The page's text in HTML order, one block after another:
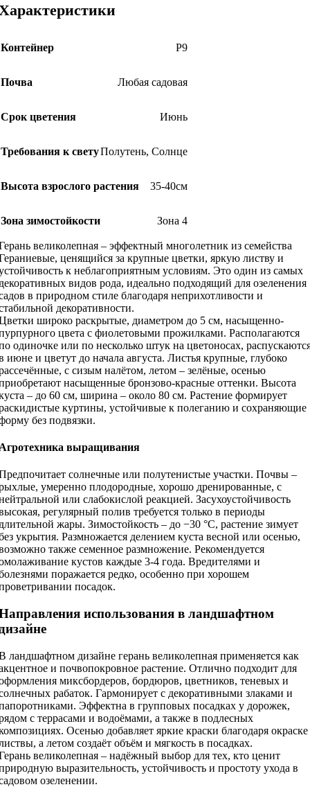
Контейнер Р9
Почва Любая садовая
Срок цветения Июнь
Требования к светуПолутень, Солнце
Высота взрослого растения 35-40см
Зона зимостойкости Зона 4
великолепная – эффектный многолетник из семейства
ценящийся за крупные цветки, яркую листву и
к неблагоприятным условиям. Это один из самых
видов рода, идеально подходящий для озеленения
в природном стиле благодаря неприхотливости и
декоративности.
широко раскрытые, диаметром до 5 см, насыщенно-
цвета с фиолетовыми прожилками. Располагаются
одиночке или по несколько штук на цветоносах,
июне и цветут до начала августа. Листья крупные, глубоко
с сизым налётом, летом – зелёные, осенью
насыщенные бронзово-красные оттенки. Высота
– до 60 см, ширина – около 80 см. Растение формирует
куртины, устойчивые к полеганию и сохраняющие
без подвязки.
выращивания
солнечные или полутенистые участки. Почвы –
умеренно плодородные, хорошо дренированные, с
или слабокислой реакцией. Засухоустойчивость
регулярный полив требуется только в периоды
жары. Зимостойкость – до −30 °C, растение зимует
укрытия. Размножается делением куста весной или осенью,
также семенное размножение. Рекомендуется
кустов каждые 3-4 года. Вредителями и
поражается редко, особенно при хорошем
посадок.
использования в ландшафтном
ландшафтном дизайне герань великолепная применяется как
и почвопокровное растение. Отлично подходит для
миксбордеров, бордюров, цветников, теневых и
рабаток. Гармонирует с декоративными злаками и
Эффектна в групповых посадках у дорожек,
с террасами и водоёмами, а также в подлесных
Осенью добавляет яркие краски благодаря окраске
а летом создаёт объём и мягкость в посадках.
великолепная – надёжный выбор для тех, кто ценит
выразительность, устойчивость и простоту ухода в
озеленении.